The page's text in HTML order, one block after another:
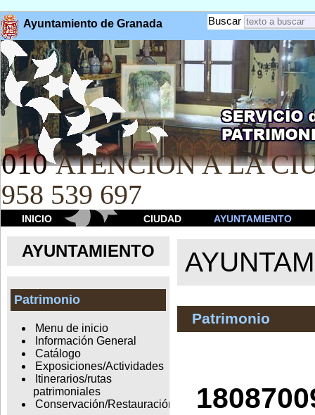
Ayuntamiento de Granada Buscar
010 ATENCION A LA
958 539 697
INICIO CIUDAD AYUNTAMIENTO
AYUNTAMIENTO
Patrimonio
Menu de inicio
Información General
Catálogo
Exposiciones/Actividades
Itinerarios/rutas
patrimoniales
Conservación/Restauración
Patrimonio